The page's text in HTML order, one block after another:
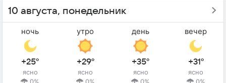
10 августа, понедельник
ночь
+25°
ясно
утро
+29°
ясно
день
+35°
ясно
вечер
+31°
ясно